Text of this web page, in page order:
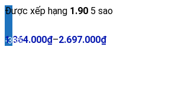
Được xếp hạng 1.90 5 sao
1.364.000₫–2.697.000₫
-38%